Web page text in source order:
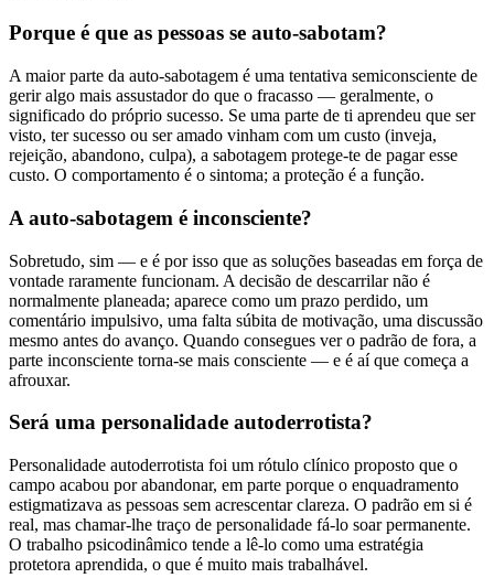
Porque é que as pessoas se auto-sabotam?
A maior parte da auto-sabotagem é uma tentativa semiconsciente de
gerir algo mais assustador do que o fracasso — geralmente, o
significado do próprio sucesso. Se uma parte de ti aprendeu que ser
visto, ter sucesso ou ser amado vinham com um custo (inveja,
rejeição, abandono, culpa), a sabotagem protege-te de pagar esse
custo. O comportamento é o sintoma; a proteção é a função.
A auto-sabotagem é inconsciente?
Sobretudo, sim — e é por isso que as soluções baseadas em força de
vontade raramente funcionam. A decisão de descarrilar não é
normalmente planeada; aparece como um prazo perdido, um
comentário impulsivo, uma falta súbita de motivação, uma discussão
mesmo antes do avanço. Quando consegues ver o padrão de fora, a
parte inconsciente torna-se mais consciente — e é aí que começa a
afrouxar.
Será uma personalidade autoderrotista?
Personalidade autoderrotista foi um rótulo clínico proposto que o
campo acabou por abandonar, em parte porque o enquadramento
estigmatizava as pessoas sem acrescentar clareza. O padrão em si é
real, mas chamar-lhe traço de personalidade fá-lo soar permanente.
O trabalho psicodinâmico tende a lê-lo como uma estratégia
protetora aprendida, o que é muito mais trabalhável.